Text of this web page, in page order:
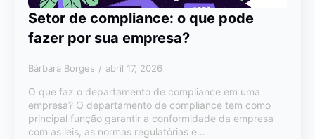
Setor de compliance: o que pode
fazer por sua empresa?
Bárbara Borges abril 17, 2026
O que faz o departamento de compliance em uma
empresa? O departamento de compliance tem como
principal função garantir a conformidade da empresa
com as leis, as normas regulatórias e…